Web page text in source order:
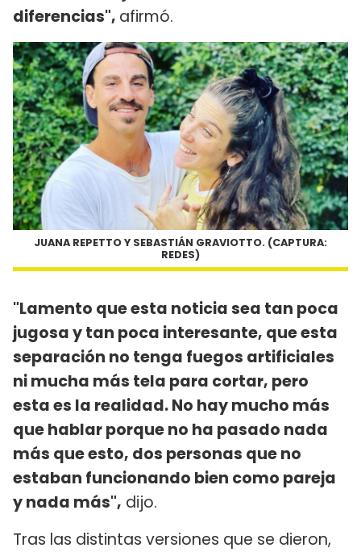
diferencias", afirmó.
JUANA REPETTO Y SEBASTIÁN GRAVIOTTO. (CAPTURA:
REDES)
"Lamento que esta noticia sea tan poca
jugosa y tan poca interesante, que esta
separación no tenga fuegos artificiales
ni mucha más tela para cortar, pero
esta es la realidad. No hay mucho más
que hablar porque no ha pasado nada
más que esto, dos personas que no
estaban funcionando bien como pareja
y nada más", dijo.
Tras las distintas versiones que se dieron,